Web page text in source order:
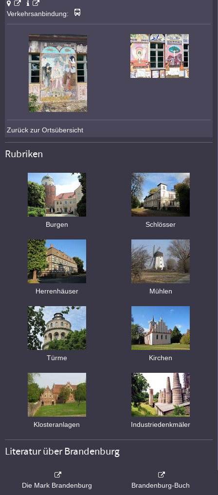
Verkehrsanbindung:
Zurück zur Ortsübersicht
Rubriken
Burgen Schlösser
Herrenhäuser Mühlen
Türme Kirchen
Klosteranlagen Industriedenkmäler
Literatur über Brandenburg
Die Mark Brandenburg Brandenburg-Buch